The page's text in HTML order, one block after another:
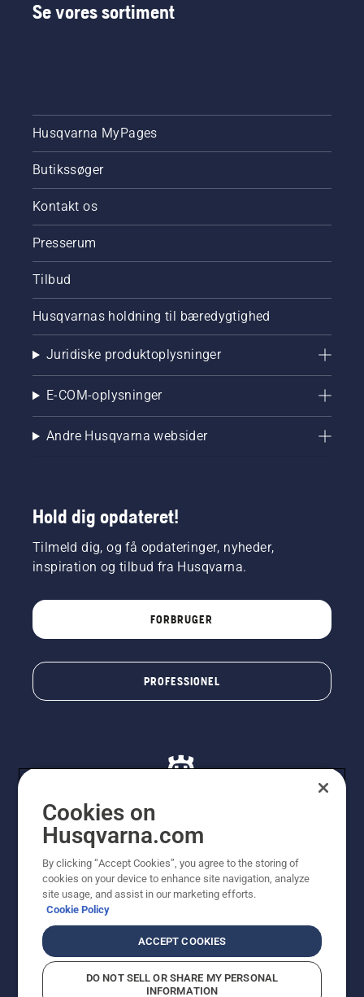
Se vores sortiment
Husqvarna MyPages
Butikssøger
Kontakt os
Presserum
Tilbud
Husqvarnas holdning til bæredygtighed
Juridiske produktoplysninger
E-COM-oplysninger
Andre Husqvarna websider
Hold dig opdateret!
Tilmeld dig, og få opdateringer, nyheder,
inspiration og tilbud fra Husqvarna.
FORBRUGER
PROFESSIONEL
viste priser er vejledende udsalgspriser. Der tages
forbehold for stave- og trykfejl samt prisændringer. Vi
stræber efter at have så nøjagtige oplysningerne på
dette websted som muligt. Alle anførte priser er
vejledende udsalgspriser (inkl. moms), medmindre
Bekendtgørelse vedr. beskyttelse af personlige oplysninger
Rapporter formodede overtrædelser
Cookies on
Husqvarna.com
By clicking “Accept Cookies”, you agree to the storing of
cookies on your device to enhance site navigation, analyze
site usage, and assist in our marketing efforts.
Cookie Policy
ACCEPT COOKIES
DO NOT SELL OR SHARE MY PERSONAL
INFORMATION